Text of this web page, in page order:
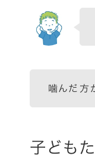
噛んだ方
子ども